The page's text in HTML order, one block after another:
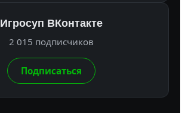
Игросуп ВКонтакте
2 015 подписчиков
Подписаться